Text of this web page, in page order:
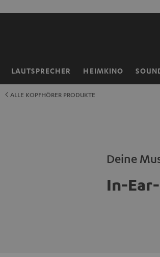
LAUTSPRECHER HEIMKINO
Startseite
ALLE KOPFHÖRER PRODUKTE
Deine
In-